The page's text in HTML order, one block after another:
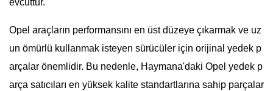
evcuttur.
Opel araçların performansını en üst düzeye çıkarmak ve uz
un ömürlü kullanmak isteyen sürücüler için orijinal yedek p
arçalar önemlidir. Bu nedenle, Haymana'daki Opel yedek p
arça satıcıları en yüksek kalite standartlarına sahip parçalar